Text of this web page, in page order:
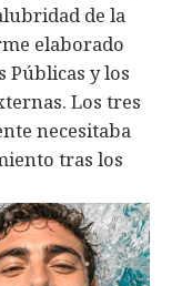
de la
elaborado
y los
Los tres
necesitaba
tras los